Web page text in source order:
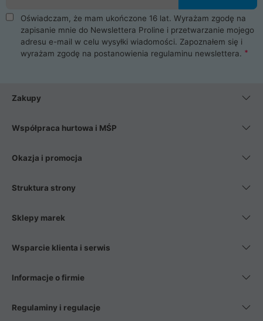
Oświadczam, że mam ukończone 16 lat. Wyrażam zgodę na
zapisanie mnie do Newslettera Proline i przetwarzanie mojego
adresu e-mail w celu wysyłki wiadomości. Zapoznałem się i
wyrażam zgodę na postanowienia regulaminu newslettera.
Zakupy
Współpraca hurtowa i MŚP
Okazja i promocja
Struktura strony
Sklepy marek
Wsparcie klienta i serwis
Informacje o firmie
Regulaminy i regulacje